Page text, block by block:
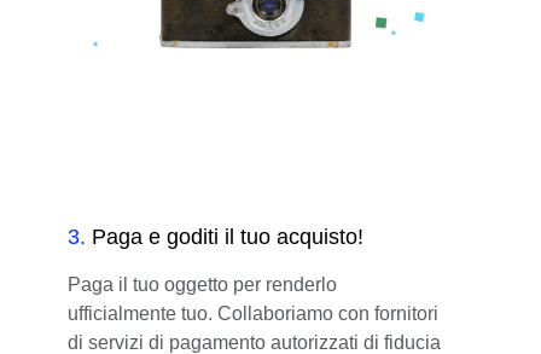
3. Paga e goditi il tuo acquisto!
Paga il tuo oggetto per renderlo
ufficialmente tuo. Collaboriamo con fornitori
di servizi di pagamento autorizzati di fiducia